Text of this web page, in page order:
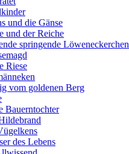
und die Gänse
und der Reiche
springende Löweneckerchen
Riese
vom goldenen Berg
Bauerntochter
des Lebens